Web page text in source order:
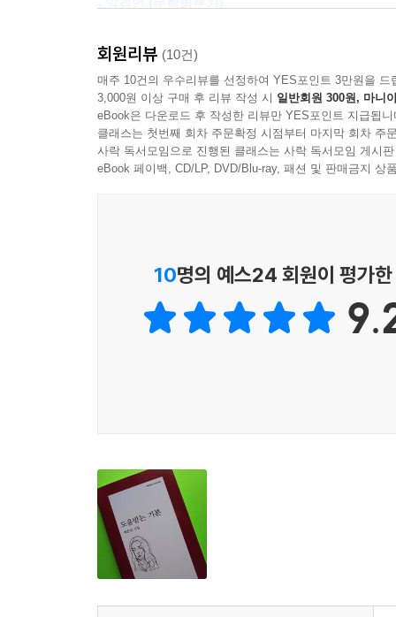
오래전 죽은 사람의 슬픔을 고독을
이해하려고
[……]
다짐 같은 게 얼마나 쉽게 손상되는지 너도 알지
사랑을 해봐서 알지
--- 「비천의 형식」 중에서
처음은 뜨겁고 크고 멀고 춥지. 한밤중 오토바이
굴을 꺼내 희고 커다란 벽에 걸어두려고 해.
--- 「소명에게」
백은선의 시는 잊히지 않는 기억과 오래 품어
끓어오르는 물거품, 흩날리는 눈발, 쏟아지는
그런데 이번 시집에서 그 겹을 이루는 낱낱의
기분』에 수록된 시들이 “최대한 스스로에게 두
기법과 멀어지고, 시인 스스로 혹은 창작자를 통
문장에는 시가 씌어지는 과정이 드러나 있다.
온도와 공백에 골몰하”다가 “손톱 끝을 물어
손상되는지”(「비천의 형식」) 안다고 백은선의
평안하고 무탈할 수 있다면 나는 무엇이든 할 것이
그것은 고요한 행복의 편안함이 아니다.
투지를 불태우며 투쟁해야 얻어낼 수 있는 것이었
―『나는 내가 좋고 싫고 이상하고』에서
회원리뷰 (10건)
매주 10건의 우수리뷰를 선정하여 YES포인트 3만원을 드
3,000원 이상 구매 후 리뷰 작성 시 일반회원 300원, 마니
eBook은 다운로드 후 작성한 리뷰만 YES포인트 지급됩니
클래스는 첫번째 회차 주문확정 시점부터 마지막 회차 주
사락 독서모임으로 진행된 클래스는 사락 독서모임 게시
eBook 페이백, CD/LP, DVD/Blu-ray, 패션 및 판매금지 상
10명의 예스24 회원이 평가